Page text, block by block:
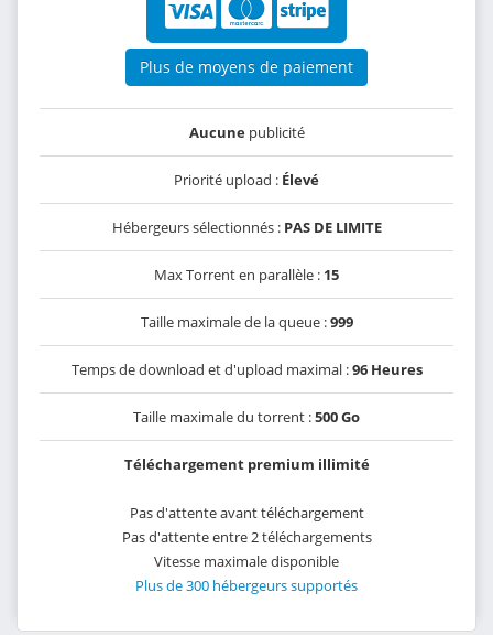
Plus de moyens de paiement
Aucunepublicité
Priorité upload : Élevé
Hébergeurs sélectionnés : PAS DE LIMITE
Max Torrent en parallèle : 15
Taille maximale de la queue :999
Temps de download et d'upload maximal :96 Heures
Taille maximale du torrent :500 Go
Téléchargement premium illimité
Pas d'attente avant téléchargement
Pas d'attente entre 2 téléchargements
Vitesse maximale disponible
Plus de 300 hébergeurs supportés